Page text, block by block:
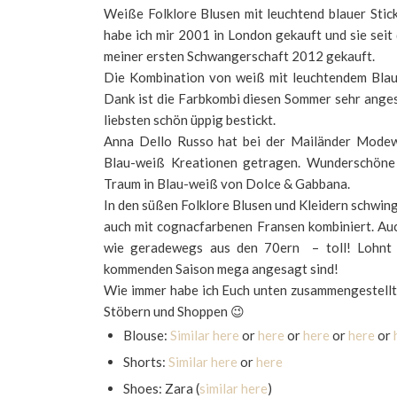
Weiße Folklore Blusen mit leuchtend blauer
habe ich mir 2001 in London gekauft und sie
meiner ersten Schwangerschaft 2012 gekauft.
Die Kombination von weiß mit leuchtendem
Dank ist die Farbkombi diesen Sommer sehr
liebsten schön üppig bestickt.
Anna Dello Russo hat bei der Mailänder
Blau-weiß Kreationen getragen.
Traum in Blau-weiß von Dolce & Gabbana.
In den süßen Folklore Blusen und Kleidern
auch mit cognacfarbenen Fransen kombiniert.
wie geradewegs aus den 70ern – toll! Lohnt
kommenden Saison mega angesagt sind!
Wie immer habe ich Euch unten
Stöbern und Shoppen 😉
Blouse:Similar here orhere orhereorhere or
Shorts:Similar hereorhere
Shoes: Zara (similar here)